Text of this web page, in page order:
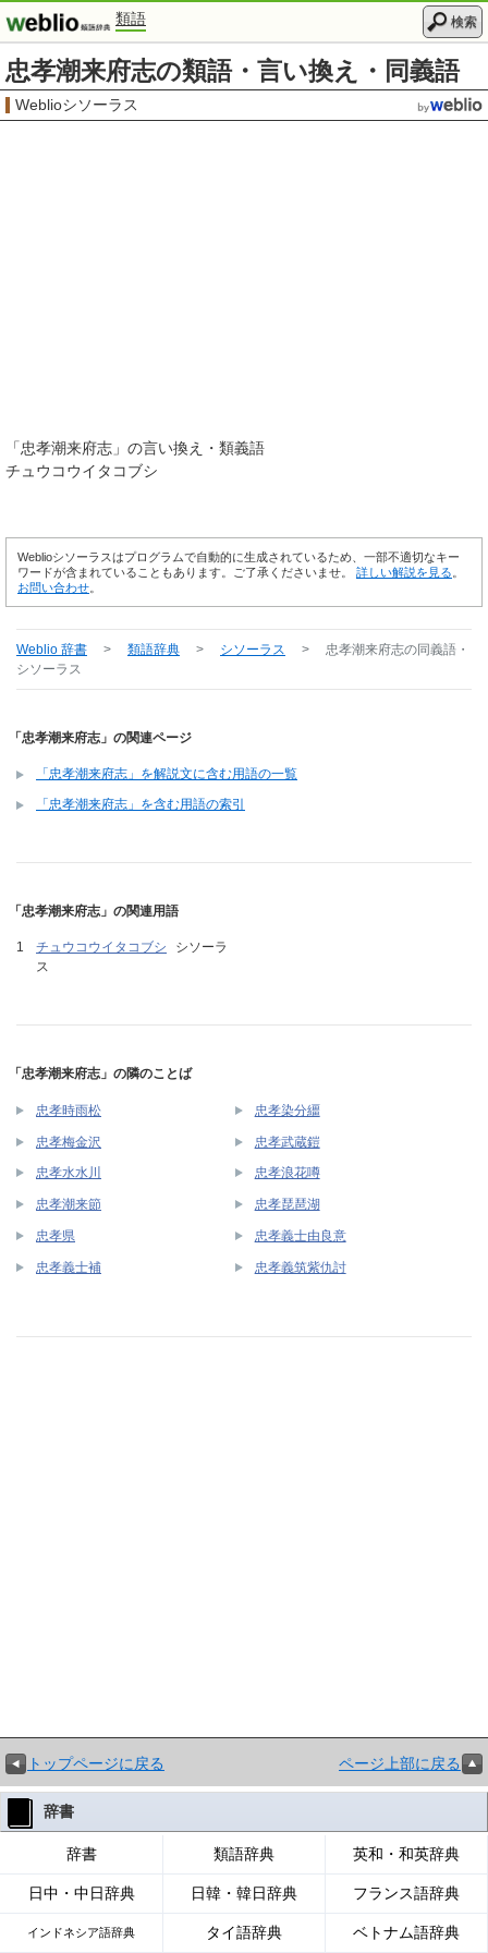
類語 検索
忠孝潮来府志の類語・言い換え・同義語
Weblioシソーラス
「忠孝潮来府志 」の言い換え・類義語
チュウコウイタコブシ
Weblioシソーラスはプログラムで自動的に生成されているため、一部不適切なキー
ワードが含まれていることもあります。ご了承くださいませ。 詳しい解説を見る
お問い合わせ
Weblio 辞書 > 類語辞典 > シソーラス > 忠孝潮来府志の同義語・
シソーラス
「忠孝潮来府志」の関連ページ
「忠孝潮来府志」を解説文に含む用語の一覧
「忠孝潮来府志」を含む用語の索引
「忠孝潮来府志」の関連用語
チュウコウイタコブシ
シソーラ
ス
「忠孝潮来府志」の隣のことば
忠孝時雨松 忠孝染分繮
忠孝梅金沢 忠孝武蔵鎧
忠孝水水川 忠孝浪花噂
忠孝潮来節 忠孝琵琶湖
忠孝県 忠孝義士由良意
忠孝義士補 忠孝義筑紫仇討
トップページに戻る ページ上部に戻る
辞書
辞書 類語辞典 英和・和英辞典
日中・中日辞典 日韓・韓日辞典 フランス語辞典
インドネシア語辞典 タイ語辞典 ベトナム語辞典